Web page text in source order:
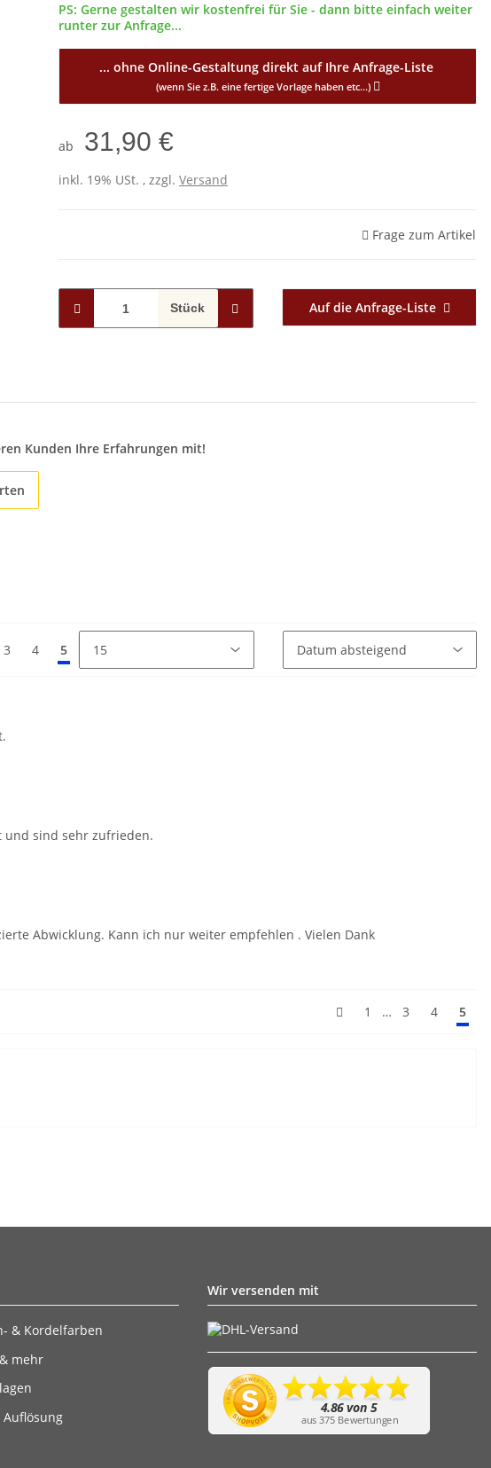
PS: Gerne gestalten wir kostenfrei für Sie - dann bitte einfach weiter
runter zur Anfrage...
... ohne Online-Gestaltung direkt auf Ihre Anfrage-Liste
(wenn Sie z.B. eine fertige Vorlage haben etc...)
ab 31,90 €
inkl. 19% USt. , zzgl. Versand
Frage zum Artikel
Stück Auf die Anfrage-Liste
Kunden Ihre Erfahrungen mit!
3 4 5
und sind sehr zufrieden.
Abwicklung. Kann ich nur weiter empfehlen . Vielen Dank
1 … 3 4 5
& Kordelfarben
mehr
Auflösung
Wir versenden mit